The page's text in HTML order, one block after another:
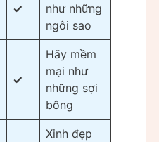
✓
như những
ngôi sao
✓
Hãy mềm
mại như
những sợi
bông
Xinh đẹp